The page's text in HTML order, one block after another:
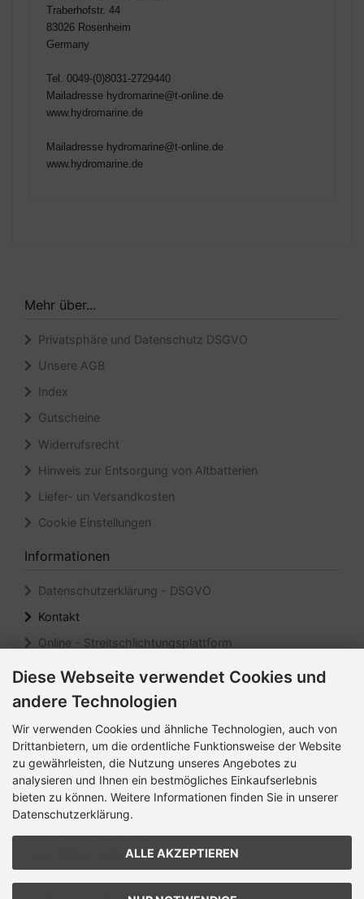
Traberhofstr. 44
83026 Rosenheim
Germany
Tel. 0049-(0)8031-2729440
Mailadresse hydromarine@t-online.de
www.hydromarine.de
Mailadresse hydromarine@t-online.de
www.hydromarine.de
Mehr über...
Privatsphäre und Datenschutz DSGVO
Unsere AGB
Index
Gutscheine
Widerrufsrecht
Hinweis zur Entsorgung von Altbatterien
Liefer- un Versandkosten
Cookie Einstellungen
Informationen
Datenschutzerklärung - DSGVO
Kontakt
Online - Streitschlichtungsplattform
Impressum
Sitemap
Zahlungsmethoden
Diese Webseite verwendet Cookies und
andere Technologien
Wir verwenden Cookies und ähnliche Technologien, auch von
Drittanbietern, um die ordentliche Funktionsweise der Website
zu gewährleisten, die Nutzung unseres Angebotes zu
analysieren und Ihnen ein bestmögliches Einkaufserlebnis
bieten zu können. Weitere Informationen finden Sie in unserer
Datenschutzerklärung.
ALLE AKZEPTIEREN